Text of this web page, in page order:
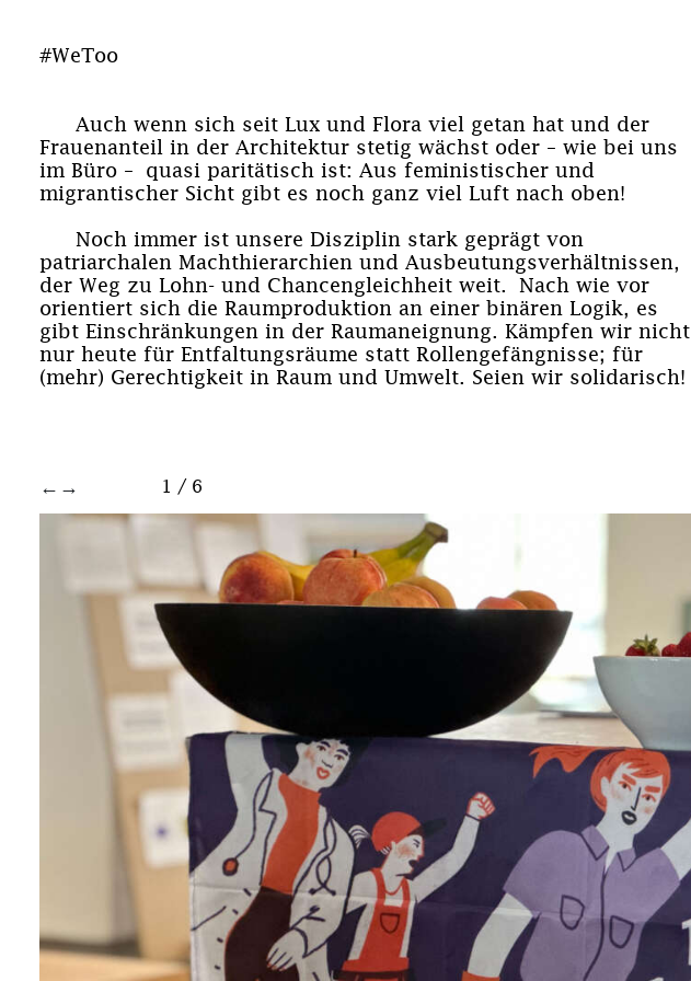
#WeToo
Auch wenn sich seit Lux und Flora viel getan hat und der
Frauenanteil in der Architektur stetig wächst oder – wie bei uns
im Büro – quasi paritätisch ist: Aus feministischer und
migrantischer Sicht gibt es noch ganz viel Luft nach oben!
Noch immer ist unsere Disziplin stark geprägt von
patriarchalen Machthierarchien und Ausbeutungsverhältnissen,
der Weg zu Lohn- und Chancengleichheit weit. Nach wie vor
orientiert sich die Raumproduktion an einer binären Logik, es
gibt Einschränkungen in der Raumaneignung. Kämpfen wir nicht
nur heute für Entfaltungsräume statt Rollengefängnisse; für
(mehr) Gerechtigkeit in Raum und Umwelt. Seien wir solidarisch!
← → 1 / 6